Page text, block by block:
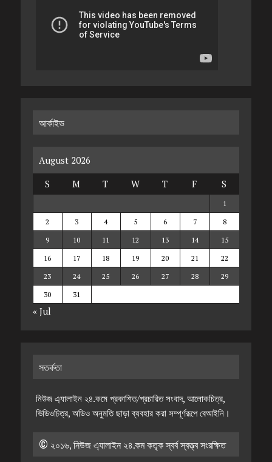
আর্কাইভ
August 2026
S
M T W T F S
1
2
3 4 5 6 7
8
9
10 11 12 13 14
15
16
17 18 19 20 21
22
23
24 25 26 27 28
29
30
31
« Jul
সতর্কতা
নিউজ এ্যালাইন ২৪.কমে প্রকাশিত/প্রচারিত সংবাদ, আলোকচিত্র,
ভিডিওচিত্র, অডিও অনুমতি ছাড়া ব্যবহার করা সম্পূর্ণরূপে বেআইনি।
© ২০১৬, নিউজ এ্যালাইন ২৪.কম কতৃক স্বর্ব স্বত্ত্ব সংরক্ষিত